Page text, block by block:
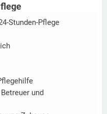
Stunden-Pflege
und